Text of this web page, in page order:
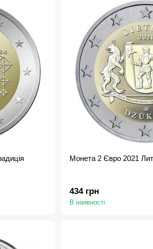
Монета 2 Євро 2021
434 грн
В наявності